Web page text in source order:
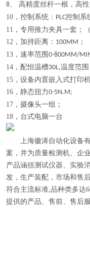
8、 高精度丝杆一根 ， 高
10， 控制系统： PLC控制系
11， 专用推力夹具一套；
12， 加持距离： 100MM ；
13， 速率范围 0-800MM/
14， 配恒温槽30L,温度范
15， 设备内置嵌入式打印
16， 静态扭力0-5N.M;
17， 摄像头一组；
18， 台式电脑一台
上海徽涛自动化设备
案，并为质量检测机、企
产品涵括测试仪器、实验
发，生产装配，市场和售
符合主流标准,品种类多达
提供的产品、售前、售后